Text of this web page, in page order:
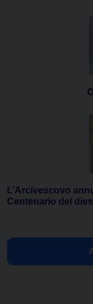
L’Arcivescovo
Centenario del